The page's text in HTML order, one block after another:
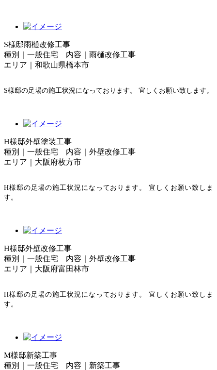
S様邸雨樋改修工事
種別｜一般住宅 内容｜雨樋改修工事
エリア｜和歌山県橋本市
S様邸の足場の施工状況になっております。 宜しくお願い致します。
H様邸外壁塗装工事
種別｜一般住宅 内容｜外壁改修工事
エリア｜大阪府枚方市
H様邸の足場の施工状況になっております。 宜しくお願い致しま
す。
H様邸外壁改修工事
種別｜一般住宅 内容｜外壁改修工事
エリア｜大阪府富田林市
H様邸の足場の施工状況になっております。 宜しくお願い致しま
す。
M様邸新築工事
種別｜一般住宅 内容｜新築工事